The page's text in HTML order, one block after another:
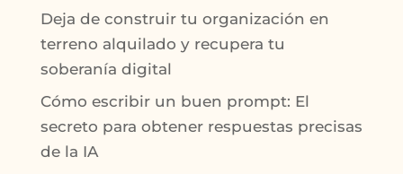
Deja de construir tu organización en
terreno alquilado y recupera tu
soberanía digital
Cómo escribir un buen prompt: El
secreto para obtener respuestas precisas
de la IA